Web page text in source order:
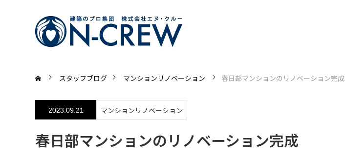
スタッフブログ マンションリノベーション 春日部マンションのリノベーション完成
2023.09.21 マンションリノベーション
春日部マンションのリノベーション完成